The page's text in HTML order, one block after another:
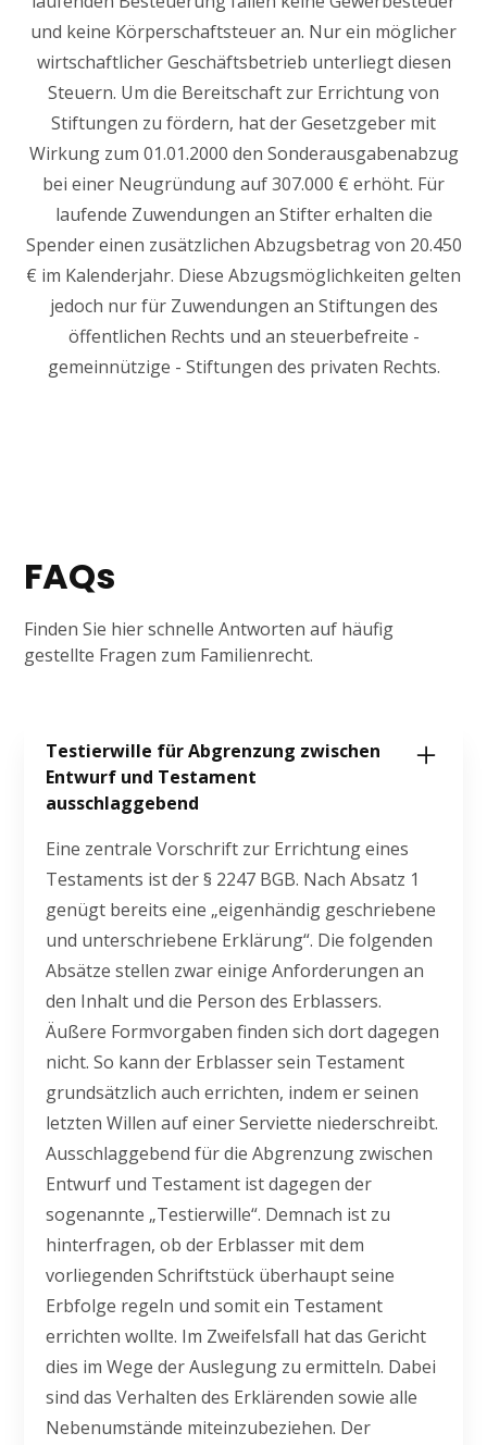
und keine Körperschaftsteuer an. Nur ein möglicher
wirtschaftlicher Geschäftsbetrieb unterliegt diesen
Steuern. Um die Bereitschaft zur Errichtung von
Stiftungen zu fördern, hat der Gesetzgeber mit
Wirkung zum 01.01.2000 den Sonderausgabenabzug
bei einer Neugründung auf 307.000 € erhöht. Für
laufende Zuwendungen an Stifter erhalten die
Spender einen zusätzlichen Abzugsbetrag von 20.450
€ im Kalenderjahr. Diese Abzugsmöglichkeiten gelten
jedoch nur für Zuwendungen an Stiftungen des
öffentlichen Rechts und an steuerbefreite -
gemeinnützige - Stiftungen des privaten Rechts.
FAQs
Finden Sie hier schnelle Antworten auf häufig
gestellte Fragen zum Familienrecht.
Testierwille für Abgrenzung zwischen
Entwurf und Testament
ausschlaggebend
Eine zentrale Vorschrift zur Errichtung eines
Testaments ist der § 2247 BGB. Nach Absatz 1
genügt bereits eine „eigenhändig geschriebene
und unterschriebene Erklärung“. Die folgenden
Absätze stellen zwar einige Anforderungen an
den Inhalt und die Person des Erblassers.
Äußere Formvorgaben finden sich dort dagegen
nicht. So kann der Erblasser sein Testament
grundsätzlich auch errichten, indem er seinen
letzten Willen auf einer Serviette niederschreibt.
Ausschlaggebend für die Abgrenzung zwischen
Entwurf und Testament ist dagegen der
sogenannte „Testierwille“. Demnach ist zu
hinterfragen, ob der Erblasser mit dem
vorliegenden Schriftstück überhaupt seine
Erbfolge regeln und somit ein Testament
errichten wollte. Im Zweifelsfall hat das Gericht
dies im Wege der Auslegung zu ermitteln. Dabei
sind das Verhalten des Erklärenden sowie alle
Nebenumstände miteinzubeziehen. Der